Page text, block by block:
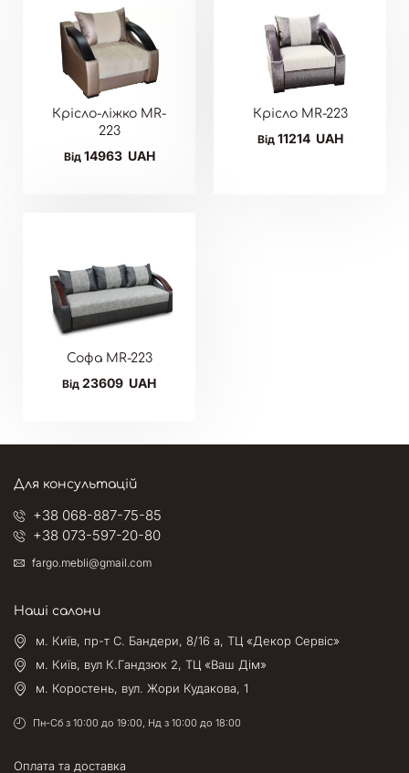
Крісло-ліжко MR-
223
Від 14963 UAH
Крісло MR-223
Від 11214 UAH
Софа MR-223
Від 23609 UAH
Для консультацій
+38 068-887-75-85
+38 073-597-20-80
fargo.mebli@gmail.com
Наші салони
м. Київ, пр-т С. Бандери, 8/16 а, ТЦ «Декор Сервіс»
м. Київ, вул К.Гандзюк 2, ТЦ «Ваш Дім»
м. Коростень, вул. Жори Кудакова, 1
Пн-Сб з 10:00 до 19:00, Нд з 10:00 до 18:00
Оплата та доставка